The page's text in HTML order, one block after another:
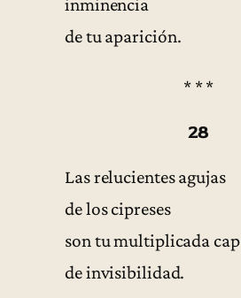
inminencia
de tu aparición.
* * *
28
Las relucientes agujas
de los cipreses
son tu multiplicada
de invisibilidad.